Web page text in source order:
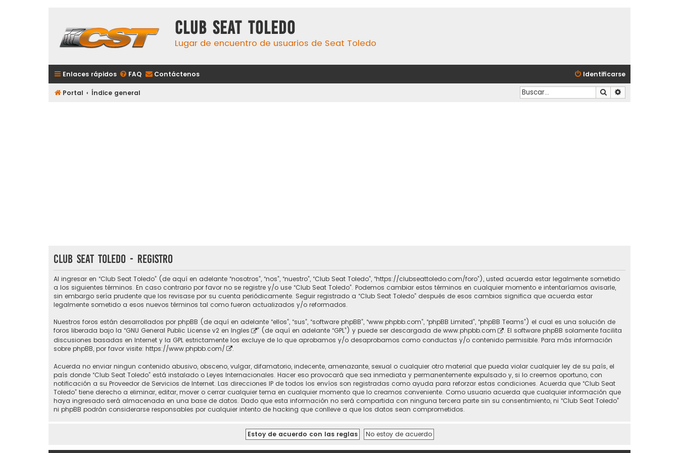
Club Seat Toledo
Lugar de encuentro de usuarios de Seat Toledo
Enlaces rápidos FAQ Contáctenos Identificarse
Portal Índice general Buscar
Club Seat Toledo - Registro
Al ingresar en “Club Seat Toledo” (de aquí en adelante “nosotros”, “nos”, “nuestro”, “Club Seat Toledo”, “https://clubseattoledo.com/foro”), usted acuerda estar legalmente sometido
a los siguientes términos. En caso contrario por favor no se registre y/o use “Club Seat Toledo”. Podemos cambiar estos términos en cualquier momento e intentaríamos avisarle,
sin embargo sería prudente que los revisase por su cuenta periódicamente. Seguir registrado a “Club Seat Toledo” después de esos cambios significa que acuerda estar
legalmente sometido a esos nuevos términos tal como fueron actualizados y/o reformados.
Nuestros foros están desarrollados por phpBB (de aquí en adelante “ellos”, “sus”, “software phpBB”, “www.phpbb.com”, “phpBB Limited”, “phpBB Teams”) el cual es una solución de
foros liberada bajo la “GNU General Public License v2 en Ingles ” (de aquí en adelante “GPL”) y puede ser descargada de www.phpbb.com
. El software phpBB solamente facilita
discusiones basadas en Internet y la GPL estrictamente los excluye de lo que aprobamos y/o desaprobamos como conductas y/o contenido permisible. Para más información
sobre phpBB, por favor visite: https://www.phpbb.com/ .
Acuerda no enviar ningun contenido abusivo, obsceno, vulgar, difamatorio, indecente, amenazante, sexual o cualquier otro material que pueda violar cualquier ley de su país, el
país donde “Club Seat Toledo” está instalado o Leyes Internacionales. Hacer eso provocará que sea inmediata y permanentemente expulsado y, si lo creemos oportuno, con
notificación a su Proveedor de Servicios de Internet. Las direcciones IP de todos los envíos son registradas como ayuda para reforzar estas condiciones. Acuerda que “Club Seat
Toledo” tiene derecho a eliminar, editar, mover o cerrar cualquier tema en cualquier momento que lo creamos conveniente. Como usuario acuerda que cualquier información que
haya ingresado será almacenada en una base de datos. Dado que esta información no será compartida con ninguna tercera parte sin su consentimiento, ni “Club Seat Toledo”
ni phpBB podrán considerarse responsables por cualquier intento de hacking que conlleve a que los datos sean comprometidos.